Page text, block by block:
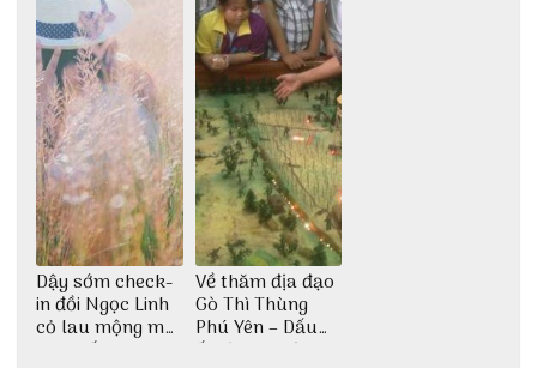
Dậy sớm check-
in đồi Ngọc Linh
cỏ lau mộng mơ
tại Huế nè bạn
Về thăm địa đạo
Gò Thì Thùng
Phú Yên – Dấu
ấn lịch sử còn